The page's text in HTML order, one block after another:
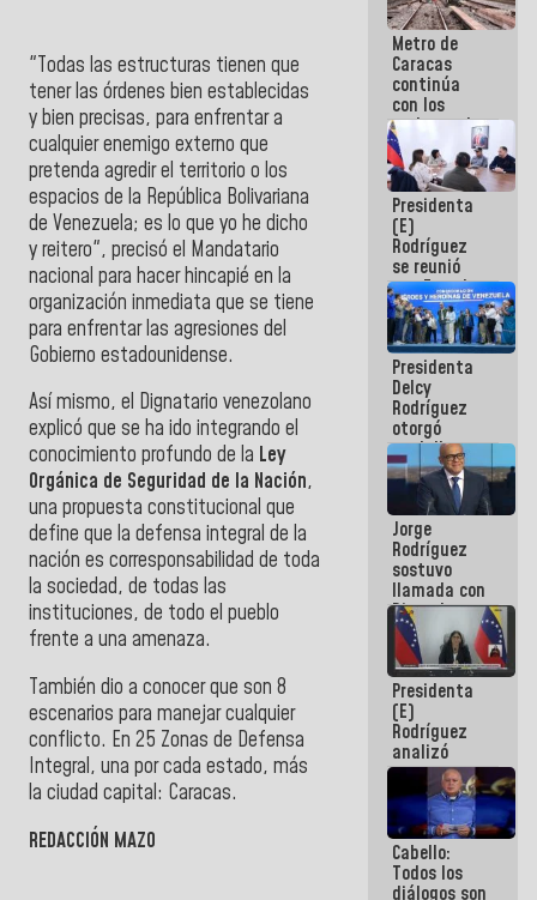
"Todas las estructuras tienen que
tener las órdenes bien establecidas
y bien precisas, para enfrentar a
cualquier enemigo externo que
pretenda agredir el territorio o los
espacios de la República Bolivariana
de Venezuela; es lo que yo he dicho
y reitero", precisó el Mandatario
nacional para hacer hincapié en la
organización inmediata que se tiene
para enfrentar las agresiones del
Gobierno estadounidense.
Así mismo, el Dignatario venezolano
explicó que se ha ido integrando el
conocimiento profundo de la Ley
Orgánica de Seguridad de la Nación,
una propuesta constitucional que
define que la defensa integral de la
nación es corresponsabilidad de toda
la sociedad, de todas las
instituciones, de todo el pueblo
frente a una amenaza.
También dio a conocer que son 8
escenarios para manejar cualquier
conflicto. En 25 Zonas de Defensa
Integral, una por cada estado, más
la ciudad capital: Caracas.
REDACCIÓN MAZO
Metro de
Caracas
continúa
con los
trabajos de
mantenimiento
e inspección
en la Línea 2
Presidenta
(E)
Rodríguez
se reunió
con Estado
Mayor
Eléctrico
para
abordar
planes de
acción
Presidenta
Delcy
Rodríguez
otorgó
medalla
"Héroe de
Venezuela"
a servidores
públicos
Jorge
Rodríguez
sostuvo
llamada con
Dinorah
Figuera y
acuerdan
primer
encuentro
presencial
para el
diálogo
Presidenta
(E)
Rodríguez
analizó
junto a
gobernadores
planes de
recuperación
del Sistema
Eléctrico
Cabello:
Todos los
diálogos son